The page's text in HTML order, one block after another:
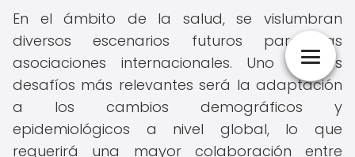
En el ámbito de la salud, se vislumbran
diversos escenarios futuros para las
asociaciones internacionales. Uno de los
desafíos más relevantes será la adaptación
a los cambios demográficos y
epidemiológicos a nivel global, lo que
requerirá una mayor colaboración entre